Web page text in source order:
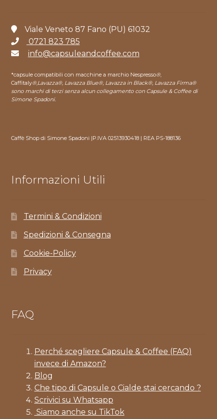
Viale Veneto 87 Fano (PU) 61032
0721 823 785
info@capsuleandcoffee.com
*capsule compatibili con macchine a marchio Nespresso®,
Caffitaly®,Lavazza®, Lavazza Blue®, Lavazza in Black®, Lavazza Firma®
sono marchi di terzi senza alcun collegamento con Capsule & Coffee di
Simone Spadoni.
Caffè Shop di Simone Spadoni |P.IVA 02513930418 | REA PS-188136
Informazioni Utili
Termini & Condizioni
Spedizioni & Consegna
Cookie-Policy
Privacy
FAQ
Perché scegliere Capsule & Coffee (FAQ)
invece di Amazon?
Blog
Che tipo di Capsule o Cialde stai cercando ?
Scrivici su Whatsapp
Siamo anche su TikTok